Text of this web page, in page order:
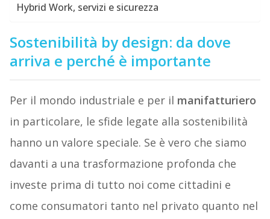
Hybrid Work, servizi e sicurezza
Sostenibilità by design: da dove
arriva e perché è importante
Per il mondo industriale e per il manifatturiero
in particolare, le sfide legate alla sostenibilità
hanno un valore speciale. Se è vero che siamo
davanti a una trasformazione profonda che
investe prima di tutto noi come cittadini e
come consumatori tanto nel privato quanto nel